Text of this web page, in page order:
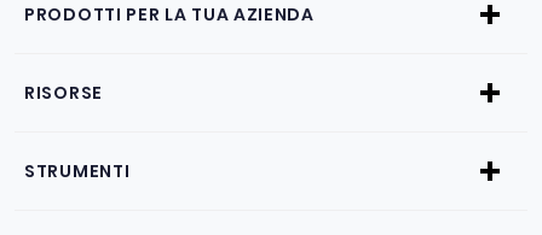
PRODOTTI PER LA TUA AZIENDA
RISORSE
STRUMENTI